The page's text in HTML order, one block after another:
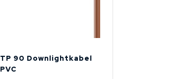
TP 90 Downlightkabel
PVC